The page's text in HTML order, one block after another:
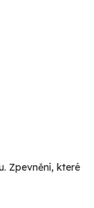
Zpevnění, které